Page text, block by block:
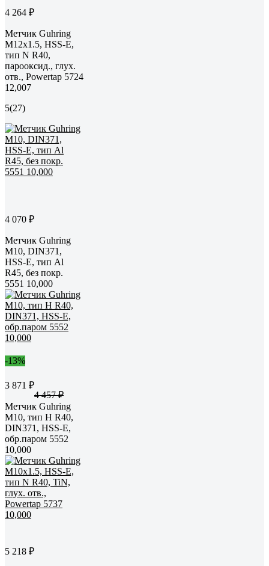
4 264 ₽
Метчик Guhring
M12х1.5, HSS-E,
тип N R40,
парооксид., глух.
отв., Powertap 5724
12,007
5(27)
4 070 ₽
Метчик Guhring
M10, DIN371,
HSS-E, тип Al
R45, без покр.
5551 10,000
-13%
3 871 ₽
4 457 ₽
Метчик Guhring
M10, тип H R40,
DIN371, HSS-E,
обр.паром 5552
10,000
5 218 ₽